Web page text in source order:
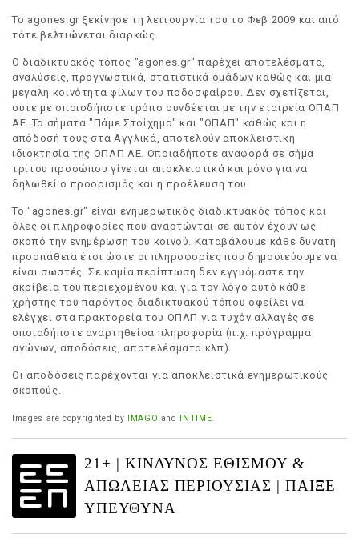
Το agones.gr ξεκίνησε τη λειτουργία του το Φεβ 2009 και από
τότε βελτιώνεται διαρκώς.
Ο διαδικτυακός τόπος "agones.gr" παρέχει αποτελέσματα,
αναλύσεις, προγνωστικά, στατιστικά ομάδων καθώς και μια
μεγάλη κοινότητα φίλων του ποδοσφαίρου. Δεν σχετίζεται,
ούτε με οποιοδήποτε τρόπο συνδέεται με την εταιρεία ΟΠΑΠ
ΑΕ. Τα σήματα "Πάμε Στοίχημα" και "ΟΠΑΠ" καθώς και η
απόδοσή τους στα Αγγλικά, αποτελούν αποκλειστική
ιδιοκτησία της ΟΠΑΠ ΑΕ. Οποιαδήποτε αναφορά σε σήμα
τρίτου προσώπου γίνεται αποκλειστικά και μόνο για να
δηλωθεί ο προορισμός και η προέλευση του.
Το "agones.gr" είναι ενημερωτικός διαδικτυακός τόπος και
όλες οι πληροφορίες που αναρτώνται σε αυτόν έχουν ως
σκοπό την ενημέρωση του κοινού. Καταβάλουμε κάθε δυνατή
προσπάθεια έτσι ώστε οι πληροφορίες που δημοσιεύουμε να
είναι σωστές. Σε καμία περίπτωση δεν εγγυόμαστε την
ακρίβεια του περιεχομένου και για τον λόγο αυτό κάθε
χρήστης του παρόντος διαδικτυακού τόπου οφείλει να
ελέγχει στα πρακτορεία του ΟΠΑΠ για τυχόν αλλαγές σε
οποιαδήποτε αναρτηθείσα πληροφορία (π.χ. πρόγραμμα
αγώνων, αποδόσεις, αποτελέσματα κλπ).
Οι αποδόσεις παρέχονται για αποκλειστικά ενημερωτικούς
σκοπούς.
Images are copyrighted by IMAGO and INTIME.
21+ | ΚΙΝΔΥΝΟΣ ΕΘΙΣΜΟΥ &
ΑΠΩΛΕΙΑΣ ΠΕΡΙΟΥΣΙΑΣ | ΠΑΙΞΕ
ΥΠΕΥΘΥΝΑ